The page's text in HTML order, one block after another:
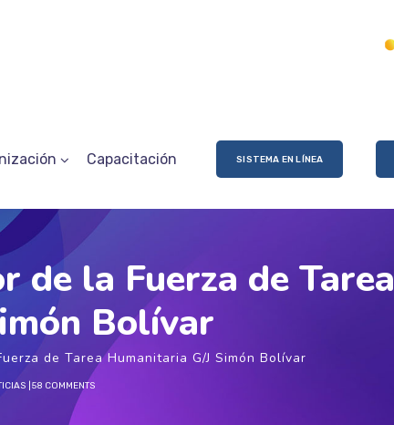
Capacitación SISTEMA EN LÍNEA
de la Fuerza de Tarea
Bolívar
de Tarea Humanitaria G/J Simón Bolívar
58 COMMENTS